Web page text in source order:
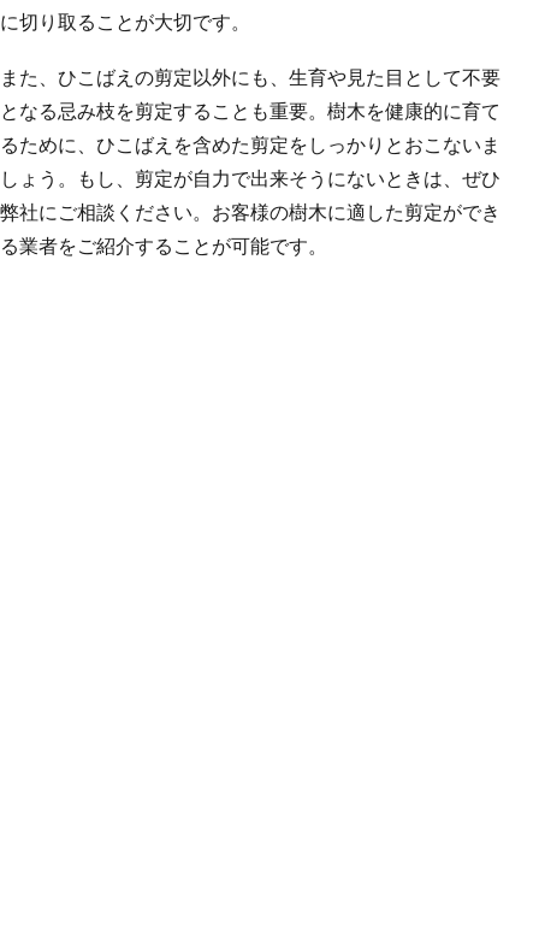
に切り取ることが大切です。
また、ひこばえの剪定以外にも、生育や見た目として不要
となる忌み枝を剪定することも重要。樹木を健康的に育て
るために、ひこばえを含めた剪定をしっかりとおこないま
しょう。もし、剪定が自力で出来そうにないときは、ぜひ
弊社にご相談ください。お客様の樹木に適した剪定ができ
る業者をご紹介することが可能です。